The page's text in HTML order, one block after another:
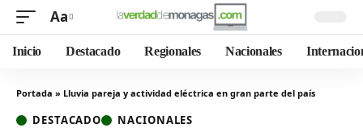
Aa
Inicio Destacado Regionales Nacionales
Portada » Lluvia pareja y actividad eléctrica en gran parte del país
DESTACADO NACIONALES